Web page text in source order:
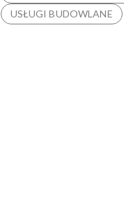
USŁUGI BUDOWLANE